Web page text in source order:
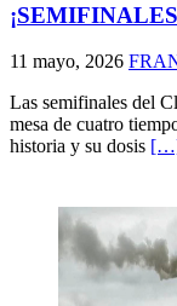
11 mayo, 2026
Las semifinales del
mesa de cuatro
historia y su dosis